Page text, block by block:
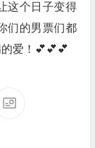
这个日子变得
们的男票们都
爱！💕💕💕